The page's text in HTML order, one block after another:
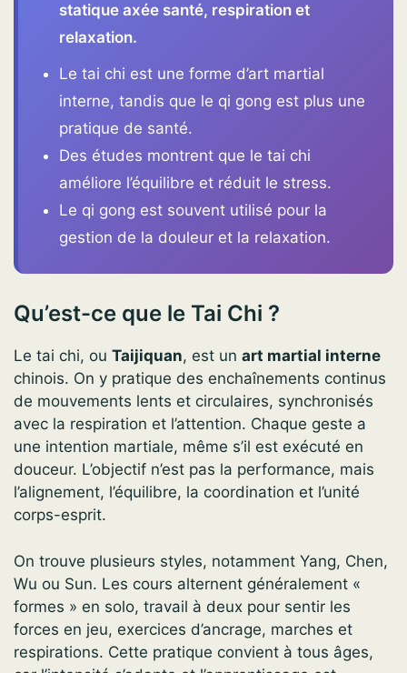
statique axée santé, respiration et
relaxation.
Le tai chi est une forme d’art martial
interne, tandis que le qi gong est plus une
pratique de santé.
Des études montrent que le tai chi
améliore l’équilibre et réduit le stress.
Le qi gong est souvent utilisé pour la
gestion de la douleur et la relaxation.
Qu’est-ce que le Tai Chi ?
Le tai chi, ou Taijiquan, est un art martial interne
chinois. On y pratique des enchaînements continus
de mouvements lents et circulaires, synchronisés
avec la respiration et l’attention. Chaque geste a
une intention martiale, même s’il est exécuté en
douceur. L’objectif n’est pas la performance, mais
l’alignement, l’équilibre, la coordination et l’unité
corps-esprit.
On trouve plusieurs styles, notamment Yang, Chen,
Wu ou Sun. Les cours alternent généralement «
formes » en solo, travail à deux pour sentir les
forces en jeu, exercices d’ancrage, marches et
respirations. Cette pratique convient à tous âges,